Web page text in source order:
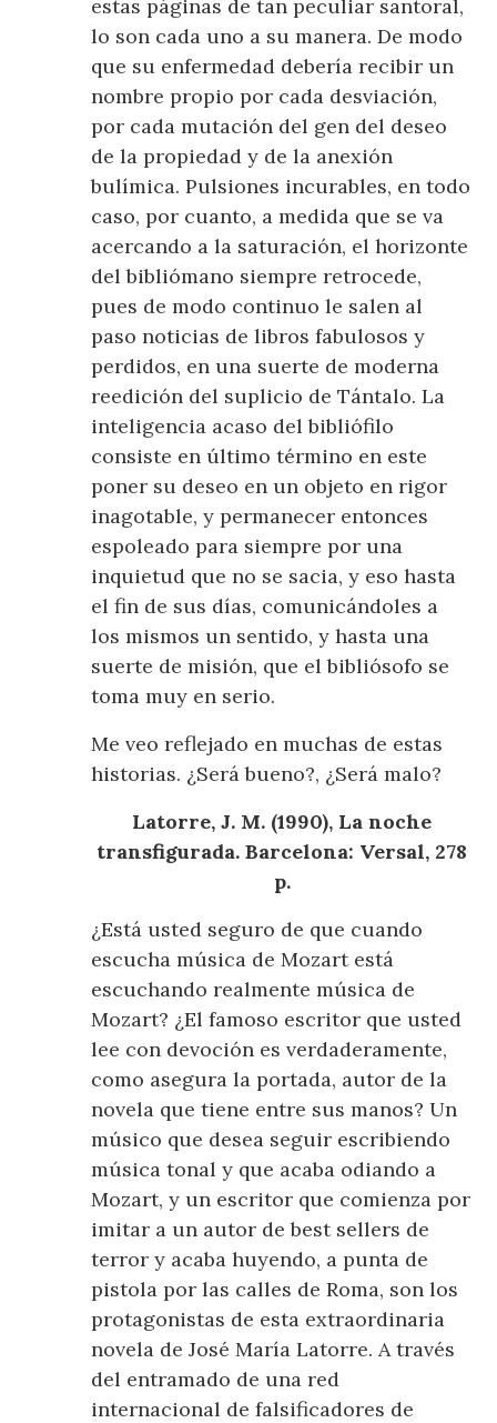
estas páginas de tan peculiar santoral,
lo son cada uno a su manera. De modo
que su enfermedad debería recibir un
nombre propio por cada desviación,
por cada mutación del gen del deseo
de la propiedad y de la anexión
bulímica. Pulsiones incurables, en todo
caso, por cuanto, a medida que se va
acercando a la saturación, el horizonte
del bibliómano siempre retrocede,
pues de modo continuo le salen al
paso noticias de libros fabulosos y
perdidos, en una suerte de moderna
reedición del suplicio de Tántalo. La
inteligencia acaso del bibliófilo
consiste en último término en este
poner su deseo en un objeto en rigor
inagotable, y permanecer entonces
espoleado para siempre por una
inquietud que no se sacia, y eso hasta
el fin de sus días, comunicándoles a
los mismos un sentido, y hasta una
suerte de misión, que el bibliósofo se
toma muy en serio.
Me veo reflejado en muchas de estas
historias. ¿Será bueno?, ¿Será malo?
Latorre, J. M. (1990), La noche
transfigurada. Barcelona: Versal, 278
p.
¿Está usted seguro de que cuando
escucha música de Mozart está
escuchando realmente música de
Mozart? ¿El famoso escritor que usted
lee con devoción es verdaderamente,
como asegura la portada, autor de la
novela que tiene entre sus manos? Un
músico que desea seguir escribiendo
música tonal y que acaba odiando a
Mozart, y un escritor que comienza por
imitar a un autor de best sellers de
terror y acaba huyendo, a punta de
pistola por las calles de Roma, son los
protagonistas de esta extraordinaria
novela de José María Latorre. A través
del entramado de una red
internacional de falsificadores de